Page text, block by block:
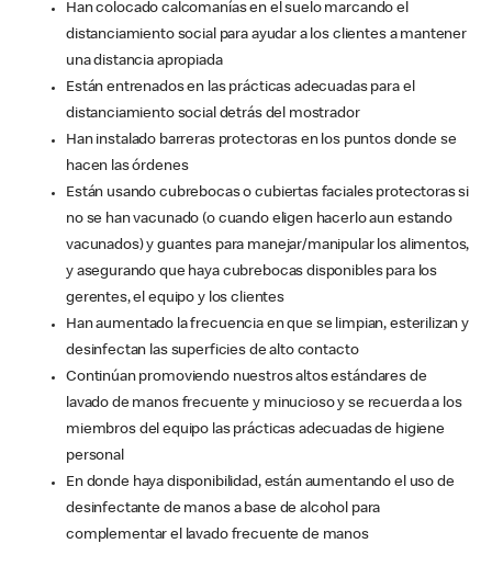
Han colocado calcomanías en el suelo marcando el
distanciamiento social para ayudar a los clientes a mantener
una distancia apropiada
Están entrenados en las prácticas adecuadas para el
distanciamiento social detrás del mostrador
Han instalado barreras protectoras en los puntos donde se
hacen las órdenes
Están usando cubrebocas o cubiertas faciales protectoras si
no se han vacunado (o cuando eligen hacerlo aun estando
vacunados) y guantes para manejar/manipular los alimentos,
y asegurando que haya cubrebocas disponibles para los
gerentes, el equipo y los clientes
Han aumentado la frecuencia en que se limpian, esterilizan y
desinfectan las superficies de alto contacto
Continúan promoviendo nuestros altos estándares de
lavado de manos frecuente y minucioso y se recuerda a los
miembros del equipo las prácticas adecuadas de higiene
personal
En donde haya disponibilidad, están aumentando el uso de
desinfectante de manos a base de alcohol para
complementar el lavado frecuente de manos